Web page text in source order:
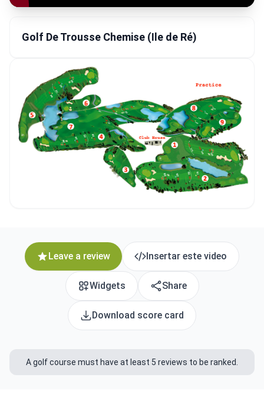
Golf De Trousse Chemise (Ile de Ré)
Leave a review Insertar este video
Widgets Share
Download score card
A golf course must have at least 5 reviews to be ranked.